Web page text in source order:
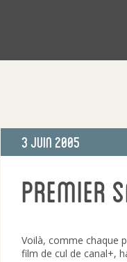
Publié
3 Juin 2005
Premier
Voilà, comme chaque
film de cul de canal+,